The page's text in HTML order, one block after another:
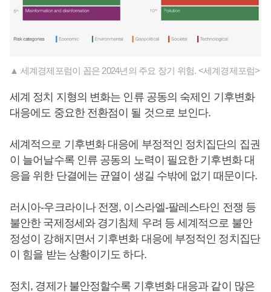
▲ 세계경제포럼이 꼽은 2024년의 주요 장기 위험. <세계경제포럼>
세계 정치 지형의 변화는 인류 공동의 숙제인 기후변화
대응에도 중요한 전환점이 될 것으로 보인다.
세계적으로 기후변화 대응에 부정적인 정치집단의 집권
이 늘어날수록 인류 공동의 노력이 필요한 기후변화 대
응을 위한 단결에는 균열이 생길 수밖에 없기 때문이다.
러시아-우크라이나 전쟁, 이스라엘-팔레스타인 전쟁 등
불안한 국제정세와 경기침체 우려 등 세계적으로 불안
정성이 강해지면서 기후변화 대응에 부정적인 정치집단
이 힘을 받는 상황이기도 하다.
정치, 경제가 불안정할수록 기후변화 대응과 같이 많은